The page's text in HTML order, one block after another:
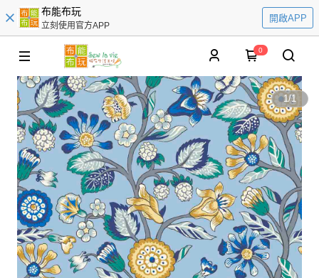
布能布玩
立刻使用官方APP
開啟APP
0
1/1